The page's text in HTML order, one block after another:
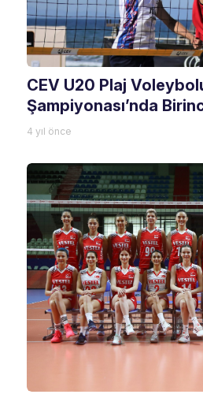
CEV U20 Plaj
Şampiyonası’nda
4 yıl önce